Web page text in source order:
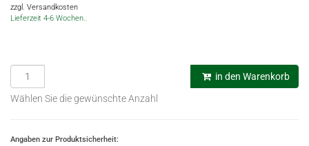
zzgl. Versandkosten
Lieferzeit 4-6 Wochen..
in den Warenkorb
Wählen Sie die gewünschte Anzahl
Angaben zur Produktsicherheit: